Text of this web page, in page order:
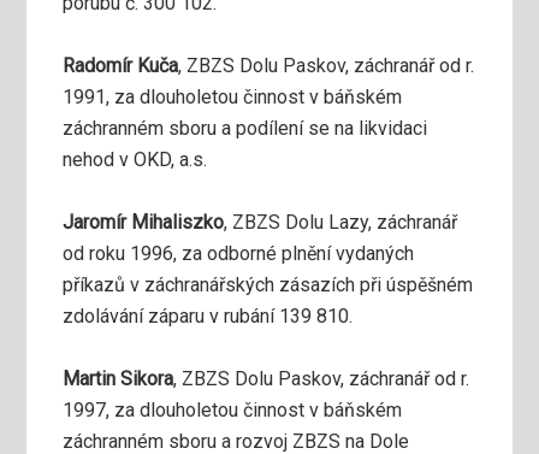
Radomír Kuča, ZBZS Dolu Paskov, záchranář od r.
1991, za dlouholetou činnost v báňském
záchranném sboru a podílení se na likvidaci
nehod v OKD, a.s.
Jaromír Mihaliszko, ZBZS Dolu Lazy, záchranář
od roku 1996, za odborné plnění vydaných
příkazů v záchranářských zásazích při úspěšném
zdolávání záparu v rubání 139 810.
Martin Sikora, ZBZS Dolu Paskov, záchranář od r.
1997, za dlouholetou činnost v báňském
záchranném sboru a rozvoj ZBZS na Dole